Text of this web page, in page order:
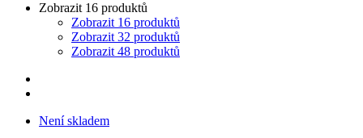
Zobrazit 16 produktů
Zobrazit 16 produktů
Zobrazit 32 produktů
Zobrazit 48 produktů
Není skladem